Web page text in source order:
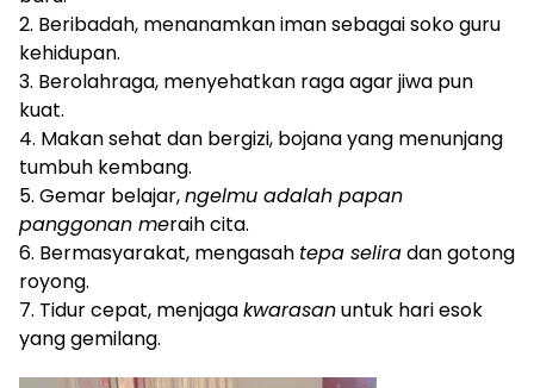
2. Beribadah, menanamkan iman sebagai soko guru
kehidupan.
3. Berolahraga, menyehatkan raga agar jiwa pun
kuat.
4. Makan sehat dan bergizi, bojana yang menunjang
tumbuh kembang.
5. Gemar belajar,ngelmu adalah papan
panggonan meraih cita.
6. Bermasyarakat, mengasah tepa seliradan gotong
royong.
7. Tidur cepat, menjagakwarasanuntuk hari esok
yang gemilang.